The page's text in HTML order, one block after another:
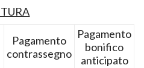
Pagamento
contrassegno
Pagamento
bonifico
anticipato